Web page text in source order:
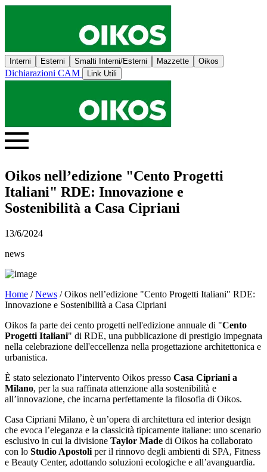
Interni Esterni Smalti Interni/Esterni Mazzette Oikos
Dichiarazioni CAM Link Utili
Oikos nell’edizione "Cento Progetti
Italiani" RDE: Innovazione e
Sostenibilità a Casa Cipriani
13/6/2024
news
Home /News / Oikos nell’edizione "Cento Progetti Italiani" RDE:
Innovazione e Sostenibilità a Casa Cipriani
Oikos fa parte dei cento progetti nell'edizione annuale di "Cento
Progetti Italiani" di RDE, una pubblicazione di prestigio impegnata
nella celebrazione dell'eccellenza nella progettazione architettonica e
urbanistica.
È stato selezionato l’intervento Oikos presso Casa Cipriani a
Milano, per la sua raffinata attenzione alla sostenibilità e
all’innovazione, che incarna perfettamente la filosofia di Oikos.
Casa Cipriani Milano, è un’opera di architettura ed interior design
che evoca l’eleganza e la classicità tipicamente italiane: uno scenario
esclusivo in cui la divisione Taylor Made di Oikos ha collaborato
con lo Studio Apostoli per il rinnovo degli ambienti di SPA, Fitness
e Beauty Center, adottando soluzioni ecologiche e all’avanguardia.